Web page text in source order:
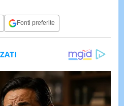
Fonti preferite